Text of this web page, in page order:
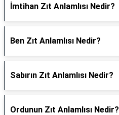
İmtihan Zıt Anlamlısı Nedir?
Ben Zıt Anlamlısı Nedir?
Sabırın Zıt Anlamlısı Nedir?
Ordunun Zıt Anlamlısı Nedir?